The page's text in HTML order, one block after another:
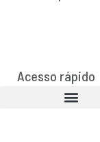
Acesso rápido